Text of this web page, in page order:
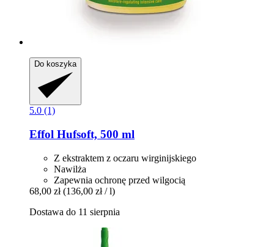
Do koszyka
5.0 (1)
Effol Hufsoft, 500 ml
Z ekstraktem z oczaru wirginijskiego
Nawilża
Zapewnia ochronę przed wilgocią
68,00 zł (136,00 zł / l)
Dostawa do 11 sierpnia